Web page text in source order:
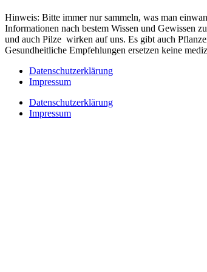
Hinweis: Bitte immer nur sammeln, was man
Informationen nach bestem Wissen und Gewissen
und auch Pilze wirken auf uns. Es gibt auch
Gesundheitliche Empfehlungen ersetzen keine
Datenschutzerklärung
Impressum
Datenschutzerklärung
Impressum